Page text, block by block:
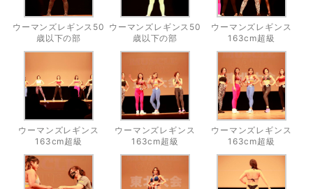
ウーマンズレギンス50
歳以下の部
ウーマンズレギンス50
歳以下の部
ウーマンズレギンス
163cm超級
ウーマンズレギンス
163cm超級
ウーマンズレギンス
163cm超級
ウーマンズレギンス
163cm超級